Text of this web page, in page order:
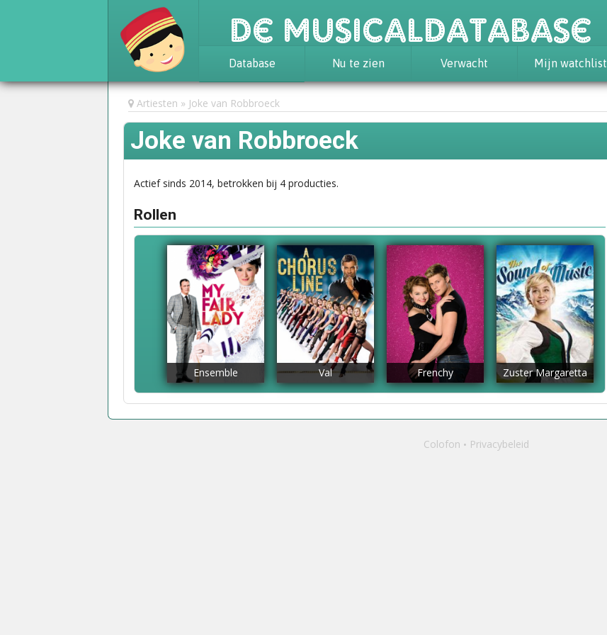
De Musicaldatabase
Database
Achtergrond
Awards
Statistieken
Nu te zien Verwacht Mijn watchlist
Artiesten Joke van Robbroeck
Joke van Robbroeck
Actief sinds 2014, betrokken bij 4 producties.
Rollen
Ensemble Val Frenchy Zuster Margaretta
Colofon Privacybeleid